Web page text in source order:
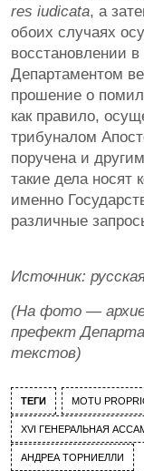
res iudicata, а
обоих случаях
восстановлении
Департаментом
прошение о
как правило,
трибуналом
поручена и
такие дела носят
именно
различные
Источник:
(На фото —
префект
текстов)
ТЕГИ MOTU
XVI ГЕНЕРАЛЬНАЯ
АНДРЕА ТОРНИЕЛЛИ